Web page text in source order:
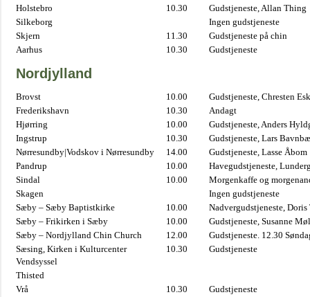
Holstebro
10.30
Gudstjeneste, Allan Thing
Silkeborg
Ingen gudstjeneste
Skjern
11.30
Gudstjeneste på chin
Aarhus
10.30 Gudstjeneste
Nordjylland
Brovst 10.00
Gudstjeneste, Chresten
Frederikshavn
10.30
Andagt
Hjørring
10.00
Gudstjeneste, Anders
Ingstrup
10.30
Gudstjeneste, Lars
Nørresundby|Vodskov i Nørresundby
14.00
Gudstjeneste, Lasse Åbom
Pandrup
10.00
Havegudstjeneste,
Sindal
10.00
Morgenkaffe og
Skagen
Ingen gudstjeneste
Sæby – Sæby Baptistkirke
10.00
Nadvergudstjeneste,
Sæby – Frikirken i Sæby
10.00
Gudstjeneste, Susanne
Sæby – Nordjylland Chin Church
12.00
Gudstjeneste. 12.30
Sæsing, Kirken i Kulturcenter
Vendsyssel
10.30 Gudstjeneste
Thisted
Vrå
10.30 Gudstjeneste